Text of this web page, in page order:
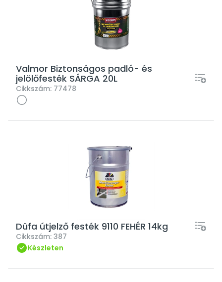
Valmor Biztonságos padló- és
jelölőfesték SÁRGA 20L
Cikkszám: 77478
Düfa útjelző festék 9110 FEHÉR 14kg
Cikkszám: 387
Készleten